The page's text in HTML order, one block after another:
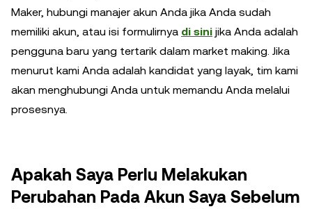
Maker, hubungi manajer akun Anda jika Anda sudah
memiliki akun, atau isi formulirnya di sini jika Anda adalah
pengguna baru yang tertarik dalam market making. Jika
menurut kami Anda adalah kandidat yang layak, tim kami
akan menghubungi Anda untuk memandu Anda melalui
prosesnya.
Apakah Saya Perlu Melakukan
Perubahan Pada Akun Saya Sebelum